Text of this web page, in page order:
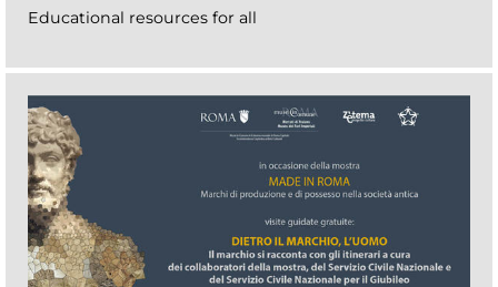
Educational resources for all